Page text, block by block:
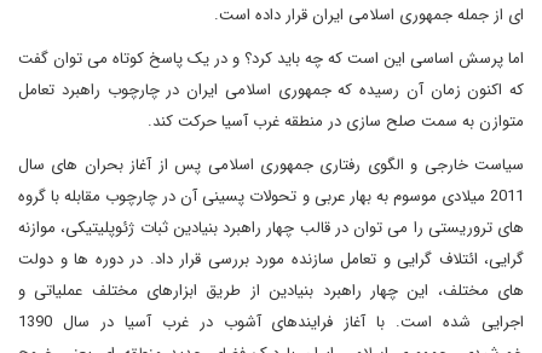
ای از جمله جمهوری اسلامی ایران قرار داده است.
اما پرسش اساسی این است که چه باید کرد؟ و در یک پاسخ کوتاه می توان گفت
که اکنون زمان آن رسیده که جمهوری اسلامی ایران در چارچوب راهبرد تعامل
متوازن به سمت صلح سازی در منطقه غرب آسیا حرکت کند.
سیاست خارجی و الگوی رفتاری جمهوری اسلامی پس از آغاز بحران های سال
2011 میلادی موسوم به بهار عربی و تحولات پسینی آن در چارچوب مقابله با گروه
های تروریستی را می توان در قالب چهار راهبرد بنیادین ثبات ژئوپلیتیکی، موازنه
گرایی، ائتلاف گرایی و تعامل سازنده مورد بررسی قرار داد. در دوره ها و دولت
های مختلف، این چهار راهبرد بنیادین از طریق ابزارهای مختلف عملیاتی و
اجرایی شده است. با آغاز فرایندهای آشوب در غرب آسیا در سال 1390